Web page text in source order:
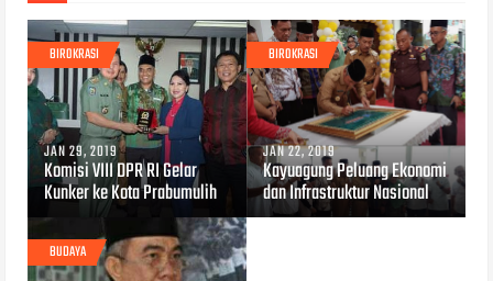
BIROKRASI
JAN 29, 2019
Komisi VIII DPR RI Gelar
Kunker ke Kota Prabumulih
BIROKRASI
JAN 22, 2019
Kayuagung Peluang Ekonomi
dan Infrastruktur Nasional
BUDAYA